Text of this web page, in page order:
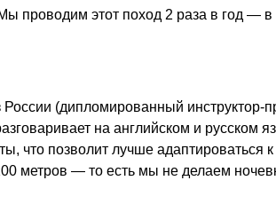
Мы проводим этот поход 2 раза в год
России (дипломированный
на английском и русском
что позволит лучше
метров — то есть мы не делаем